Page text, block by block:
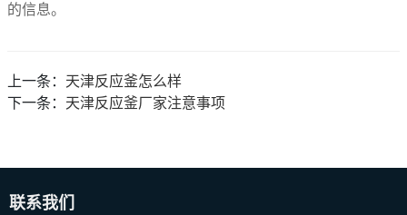
的信息。
上一条： 天津反应釜怎么样
下一条： 天津反应釜厂家注意事项
联系我们